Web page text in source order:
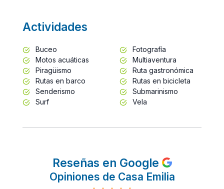
Actividades
Buceo
Fotografía
Motos acuáticas
Multiaventura
Piragüismo
Ruta gastronómica
Rutas en barco
Rutas en bicicleta
Senderismo
Submarinismo
Surf
Vela
Reseñas en Google
Opiniones de Casa Emilia